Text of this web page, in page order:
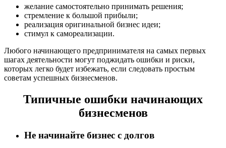
желание самостоятельно принимать решения;
стремление к большой прибыли;
реализация оригинальной бизнес идеи;
стимул к самореализации.
Любого начинающего предпринимателя на самых первых
шагах деятельности могут поджидать ошибки и риски,
которых легко будет избежать, если следовать простым
советам успешных бизнесменов.
Типичные ошибки начинающих
бизнесменов
Не начинайте бизнес с долгов